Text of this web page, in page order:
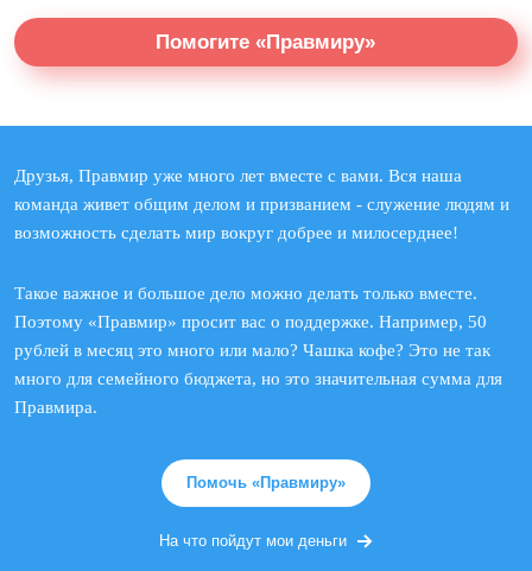
Помогите «Правмиру»
Друзья, Правмир уже много лет вместе с вами. Вся наша
команда живет общим делом и призванием - служение людям и
возможность сделать мир вокруг добрее и милосерднее!
Такое важное и большое дело можно делать только вместе.
Поэтому «Правмир» просит вас о поддержке. Например, 50
рублей в месяц это много или мало? Чашка кофе? Это не так
много для семейного бюджета, но это значительная сумма для
Правмира.
Помочь «Правмиру»
На что пойдут мои деньги